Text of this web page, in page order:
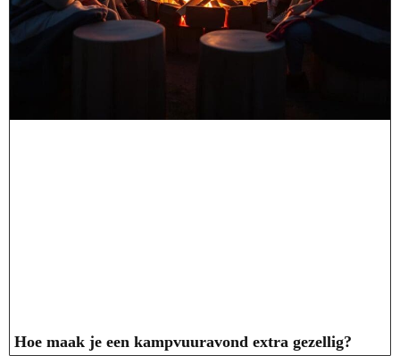
Hoe maak je een kampvuuravond extra gezellig?